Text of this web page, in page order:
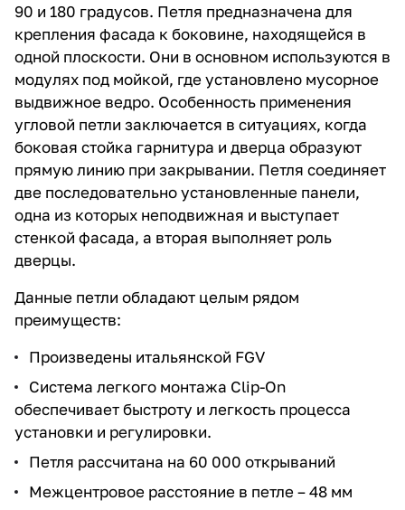
90 и 180 градусов. Петля предназначена для
крепления фасада к боковине, находящейся в
одной плоскости. Они в основном используются в
модулях под мойкой, где установлено мусорное
выдвижное ведро. Особенность применения
угловой петли заключается в ситуациях, когда
боковая стойка гарнитура и дверца образуют
прямую линию при закрывании. Петля соединяет
две последовательно установленные панели,
одна из которых неподвижная и выступает
стенкой фасада, а вторая выполняет роль
дверцы.
Данные петли обладают целым рядом
преимуществ:
Произведены итальянской FGV
Система легкого монтажа Clip-On
обеспечивает быстроту и легкость процесса
установки и регулировки.
Петля рассчитана на 60 000 открываний
Межцентровое расстояние в петле – 48 мм